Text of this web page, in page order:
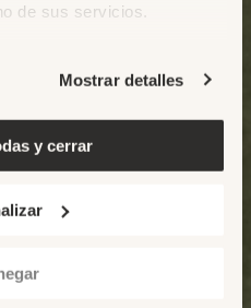
de sus servicios.
Mostrar detalles
y cerrar